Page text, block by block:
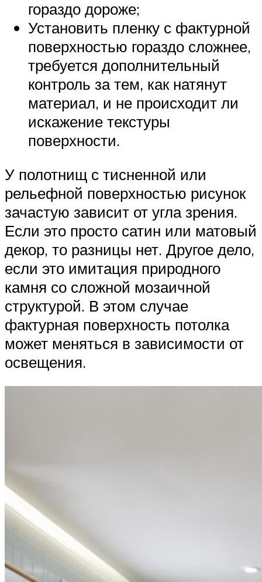
гораздо дороже;
Установить пленку с фактурной
поверхностью гораздо сложнее,
требуется дополнительный
контроль за тем, как натянут
материал, и не происходит ли
искажение текстуры
поверхности.
У полотнищ с тисненной или
рельефной поверхностью рисунок
зачастую зависит от угла зрения.
Если это просто сатин или матовый
декор, то разницы нет. Другое дело,
если это имитация природного
камня со сложной мозаичной
структурой. В этом случае
фактурная поверхность потолка
может меняться в зависимости от
освещения.